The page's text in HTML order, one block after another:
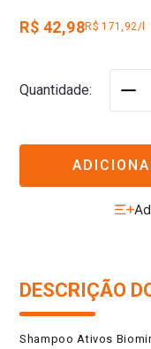
R$ 42,98R$ 171,92/l
Quantidade
DESCRIÇÃO
Shampoo Ativos